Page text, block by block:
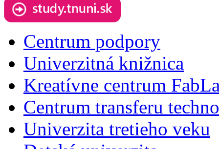
Centrum podpory
Univerzitná knižnica
Kreatívne centrum
Centrum transferu
Univerzita tretieho veku